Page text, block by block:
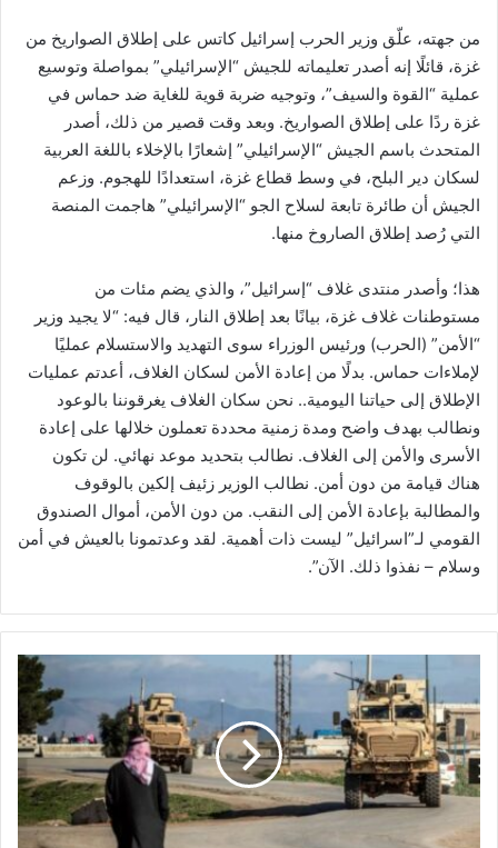
من جهته، علّق وزير الحرب إسرائيل كاتس على إطلاق الصواريخ من
غزة، قائلًا إنه أصدر تعليماته للجيش “الإسرائيلي” بمواصلة وتوسيع
عملية “القوة والسيف”، وتوجيه ضربة قوية للغاية ضد حماس في
غزة ردًا على إطلاق الصواريخ. وبعد وقت قصير من ذلك، أصدر
المتحدث باسم الجيش “الإسرائيلي” إشعارًا بالإخلاء باللغة العربية
لسكان دير البلح، في وسط قطاع غزة، استعدادًا للهجوم. وزعم
الجيش أن طائرة تابعة لسلاح الجو “الإسرائيلي” هاجمت المنصة
التي رُصد إطلاق الصاروخ منها.
هذا؛ وأصدر منتدى غلاف “إسرائيل”، والذي يضم مئات من
مستوطنات غلاف غزة، بيانًا بعد إطلاق النار، قال فيه: “لا يجيد وزير
“الأمن” (الحرب) ورئيس الوزراء سوى التهديد والاستسلام عمليًا
لإملاءات حماس. بدلًا من إعادة الأمن لسكان الغلاف، أعدتم عمليات
الإطلاق إلى حياتنا اليومية.. نحن سكان الغلاف يغرقوننا بالوعود
ونطالب بهدف واضح ومدة زمنية محددة تعملون خلالها على إعادة
الأسرى والأمن إلى الغلاف. نطالب بتحديد موعد نهائي. لن تكون
هناك قيامة من دون أمن. نطالب الوزير زئيف إلكين بالوقوف
والمطالبة بإعادة الأمن إلى النقب. من دون الأمن، أموال الصندوق
القومي لـ”اسرائيل” ليست ذات أهمية. لقد وعدتمونا بالعيش في أمن
وسلام – نفذوا ذلك. الآن”.
و
ا
ت
أ